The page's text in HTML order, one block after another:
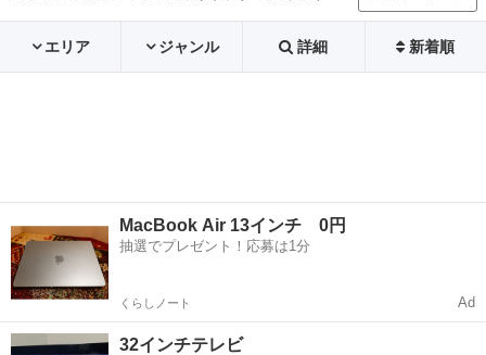
エリア ジャンル 詳細 新着順
MacBook Air 13インチ 0円
抽選でプレゼント！応募は1分
くらしノート Ad
32インチテレビ